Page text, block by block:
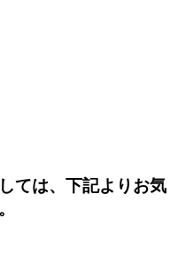
ては、下記よりお気